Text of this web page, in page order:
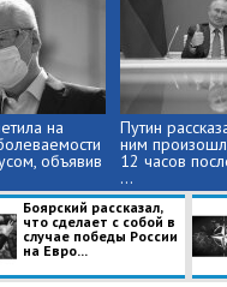
на
объявив
Путин
ним
12 часов
...
Боярский рассказал,
что сделает с собой в
случае победы России
на Евро...